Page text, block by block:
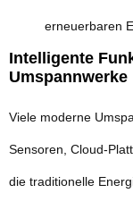
erneuerbaren
Intelligente
Umspannwerke
Viele moderne
Sensoren, Cloud-
die traditionelle